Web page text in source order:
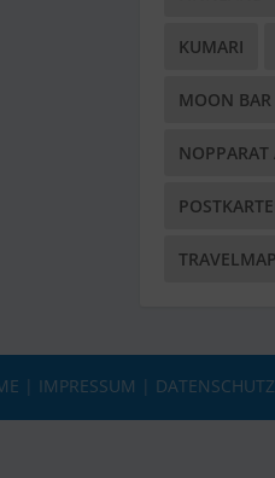
KUMARI
MOON BAR
TRAVELMAP
| IMPRESSUM | DATENSCHUTZ